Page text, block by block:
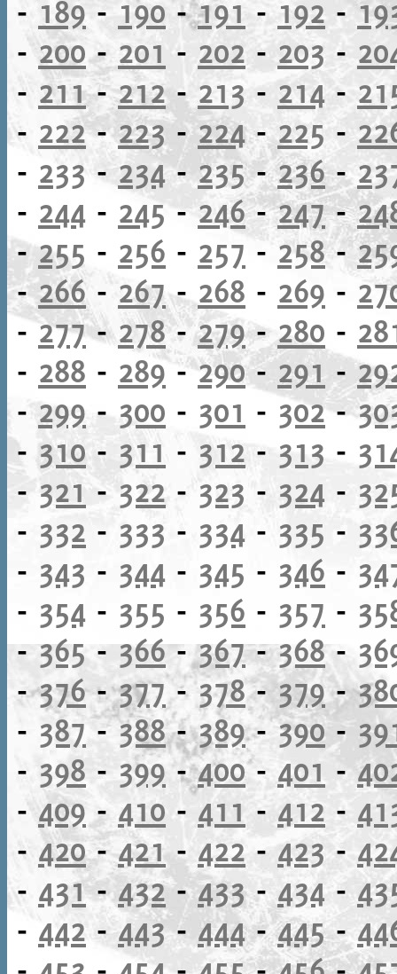
- 189- 190 -191- 192 -
-200-201 - 202 - 203 -
- 211-212-213- 214-
- 222-223-224- 225-
- 233 -234- 235-236-
- 244 - 245-246-247-
-255 - 256 - 257 - 258-
-266 - 267- 268 - 269 -
-277-278-279-280 -
- 288 - 289-290-291 -
-299 - 300 - 301 - 302-
-310-311 - 312- 313 -
-321 -322 - 323 - 324 -
- 332 - 333 - 334 - 335 -
- 343 - 344 - 345 - 346 -
- 354 - 355 - 356 - 357 -
-365-366-367-368-
-376-377-378-379-
- 387-388-389-390-
- 398 - 399-400- 401 -
-409 -410 - 411 - 412 -
- 420-421-422 - 423 -
- 431-432-433- 434-
- 442 -443- 444-445-